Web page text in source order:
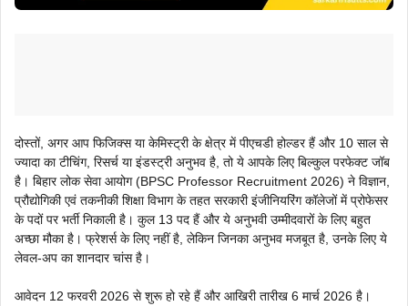
दोस्तों, अगर आप फिजिक्स या केमिस्ट्री के क्षेत्र में पीएचडी होल्डर हैं और 10 साल से
ज्यादा का टीचिंग, रिसर्च या इंडस्ट्री अनुभव है, तो ये आपके लिए बिल्कुल परफेक्ट जॉब
है। बिहार लोक सेवा आयोग (BPSC Professor Recruitment 2026) ने विज्ञान,
प्रौद्योगिकी एवं तकनीकी शिक्षा विभाग के तहत सरकारी इंजीनियरिंग कॉलेजों में प्रोफेसर
के पदों पर भर्ती निकाली है। कुल 13 पद हैं और ये अनुभवी उम्मीदवारों के लिए बहुत
अच्छा मौका है। फ्रेशर्स के लिए नहीं है, लेकिन जिनका अनुभव मजबूत है, उनके लिए ये
लेवल-अप का शानदार चांस है।
आवेदन 12 फरवरी 2026 से शुरू हो रहे हैं और आखिरी तारीख 6 मार्च 2026 है।